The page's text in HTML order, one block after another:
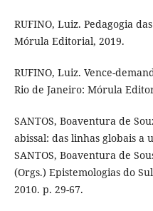
RUFINO, Luiz. Pedagogia
Mórula Editorial, 2019.
RUFINO, Luiz. Vence-
Rio de Janeiro: Mórula
SANTOS, Boaventura de
abissal: das linhas globais a
SANTOS, Boaventura de
(Orgs.) Epistemologias do
2010. p. 29-67.